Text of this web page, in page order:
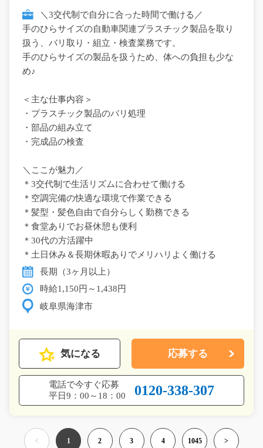
＼3交代制で自分に合った時間で働ける／
手のひらサイズの自動車関連プラスチック製品を取り
扱う、バリ取り・組立・検査業務です。
手のひらサイズの製品を扱うため、体への負担も少な
め♪
＜主な仕事内容＞
・プラスチック製品のバリ処理
・部品の組み立て
・完成品の検査
＼ここが魅力／
＊3交代制で生活リズムに合わせて働ける
＊空調完備の快適な環境で作業できる
＊髪型・髪色自由で自分らしく勤務できる
＊食堂ありでお昼休憩も便利
＊30代の方活躍中
＊土日休み＆長期休暇ありでメリハリよく働ける
長期（3ヶ月以上）
時給1,150円～1,438円
岐阜県海津市
気になる 応募する
電話で今すぐ応募
平日9：00～18：00
0120-338-307
< 1 2 3 4 1045 >